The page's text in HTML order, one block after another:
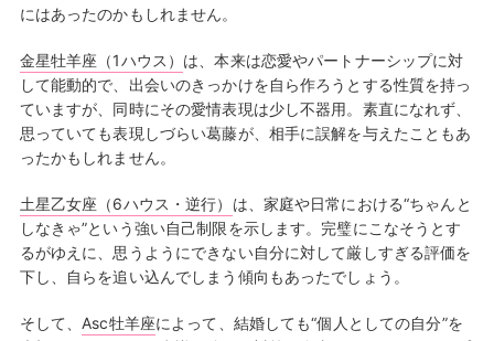
にはあったのかもしれません。
金星牡羊座（1ハウス） は、本来は恋愛やパートナーシップに対
して能動的で、出会いのきっかけを自ら作ろうとする性質を持っ
ていますが、同時にその愛情表現は少し不器用。素直になれず、
思っていても表現しづらい葛藤が、相手に誤解を与えたこともあ
ったかもしれません。
土星乙女座（6ハウス・逆行） は、家庭や日常における“ちゃんと
しなきゃ”という強い自己制限を示します。完璧にこなそうとす
るがゆえに、思うようにできない自分に対して厳しすぎる評価を
下し、自らを追い込んでしまう傾向もあったでしょう。
そして、 Asc牡羊座によって、結婚しても“個人としての自分”を